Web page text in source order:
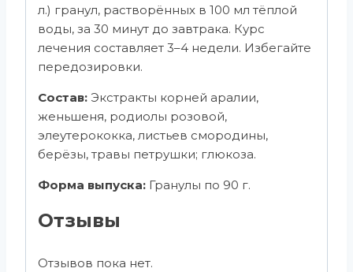
л.) гранул, растворённых в 100 мл тёплой
воды, за 30 минут до завтрака. Курс
лечения составляет 3–4 недели. Избегайте
передозировки.
Состав: Экстракты корней аралии,
женьшеня, родиолы розовой,
элеутерококка, листьев смородины,
берёзы, травы петрушки; глюкоза.
Форма выпуска: Гранулы по 90 г.
Отзывы
Отзывов пока нет.